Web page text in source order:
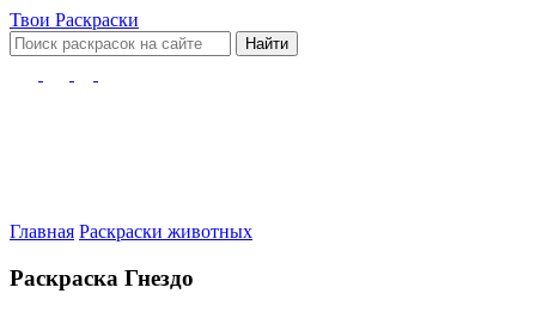
Твои Раскраски
Найти
Главная Раскраски животных
Раскраска Гнездо